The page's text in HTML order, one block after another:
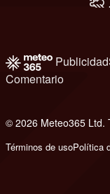
Publicidad
Comentario
© 2026 Meteo365 Ltd.
Términos de usoPolítica